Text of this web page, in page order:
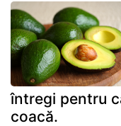
întregi pentru
coacă.